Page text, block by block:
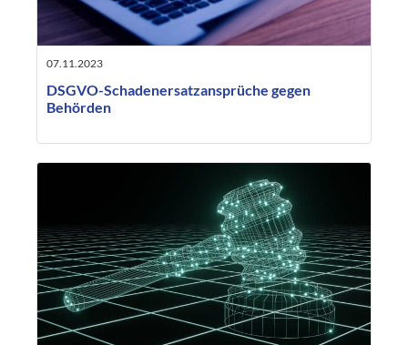
07.11.2023
DSGVO-Schadenersatzansprüche gegen
Behörden